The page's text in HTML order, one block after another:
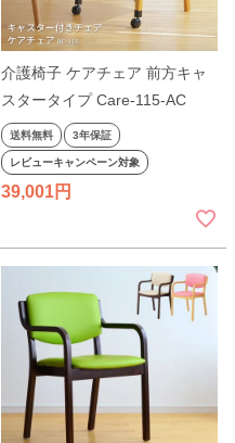
介護椅子 ケアチェア 前方キャ
スタータイプ Care-115-AC
送料無料 3年保証
レビューキャンペーン対象
39,001